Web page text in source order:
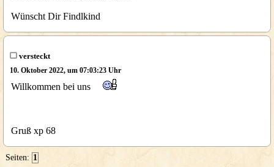
Wünscht Dir Findlkind
versteckt
10. Oktober 2022, um 07:03:23 Uhr
Willkommen bei uns
Gruß xp 68
Seiten: 1